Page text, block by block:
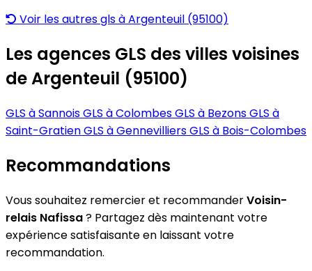
Voir les autres gls à Argenteuil (95100)
Les agences GLS des villes voisines
de Argenteuil (95100)
GLS à SannoisGLS à ColombesGLS à BezonsGLS à
Saint-GratienGLS à GennevilliersGLS à Bois-Colombes
Recommandations
Vous souhaitez remercier et recommanderVoisin-
relais Nafissa? Partagez dès maintenant votre
expérience satisfaisante en laissant votre
recommandation.